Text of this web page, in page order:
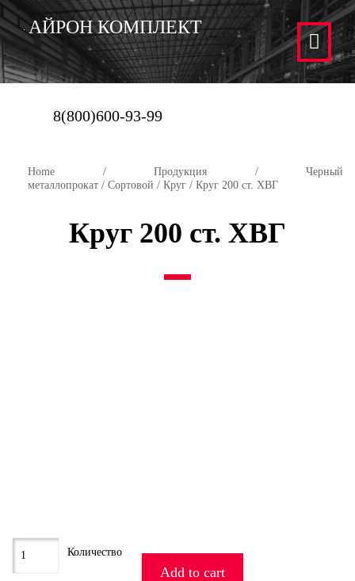
АЙРОН КОМПЛЕКТ
8(800)600-93-99
Home / Продукция / Черный
металлопрокат / Сортовой / Круг / Круг 200 ст. ХВГ
Круг 200 ст. ХВГ
Add to cart